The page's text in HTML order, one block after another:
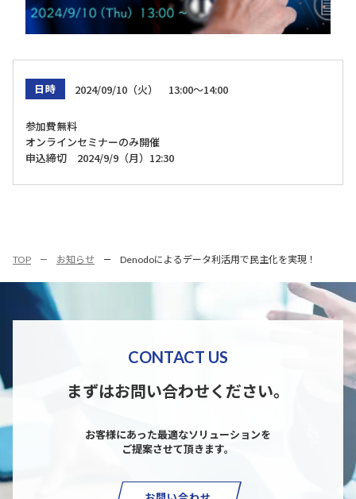
日時 2024/09/10（火） 13:00～14:00
参加費無料
オンラインセミナーのみ開催
申込締切 2024/9/9（月）12:30
TOP お知らせ Denodoによるデータ利活用で民主化を実現！
CONTACT US
まずはお問い合わせください。
お客様にあった最適なソリューションを
ご提案させて頂きます。